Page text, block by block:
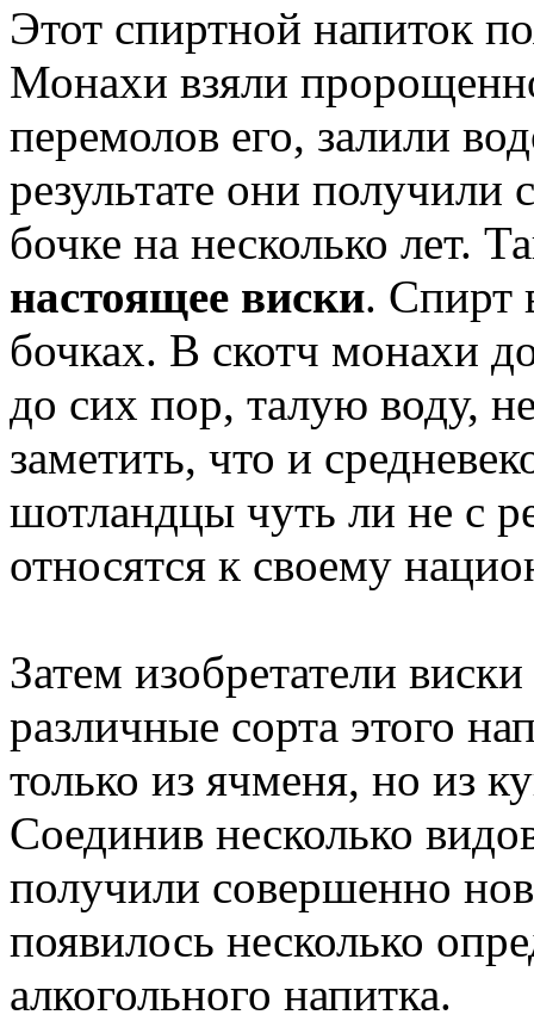
Этот спиртной напиток
Монахи взяли
перемолов его, залили
результате они получили
бочке на несколько лет.
настоящее виски. Спирт
бочках. В скотч монахи
до сих пор, талую воду,
заметить, что и
шотландцы чуть ли не с
относятся к своему
Затем изобретатели
различные сорта этого
только из ячменя, но из
Соединив несколько
получили совершенно
появилось несколько
алкогольного напитка.